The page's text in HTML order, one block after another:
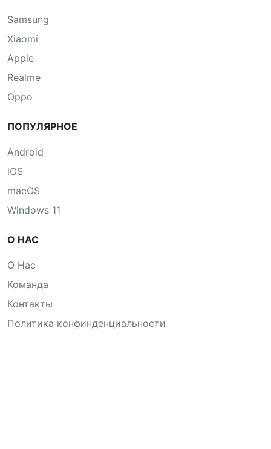
Samsung
Xiaomi
Apple
Realme
Oppo
ПОПУЛЯРНОЕ
Android
iOS
macOS
Windows 11
О НАС
О Нас
Команда
Контакты
Политика конфинденциальности